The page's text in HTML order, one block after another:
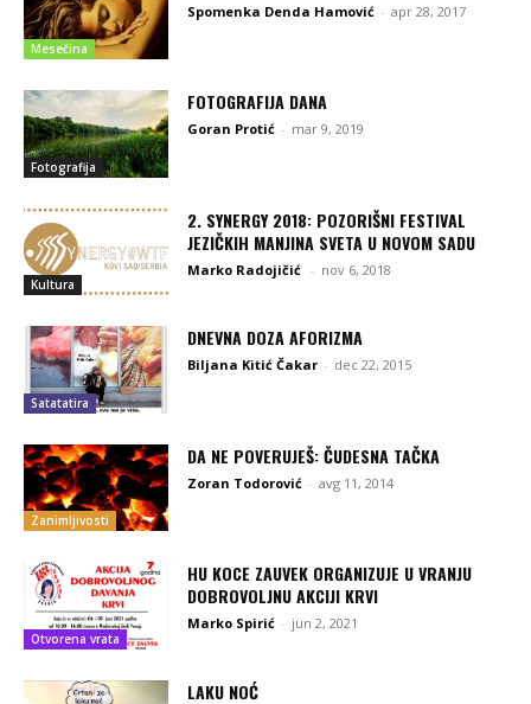
Mesečina
Spomenka Denda Hamović - apr 28, 2017
Fotografija
FOTOGRAFIJA DANA
Goran Protić - mar 9, 2019
Kultura
2. SYNERGY 2018: POZORIŠNI FESTIVAL
JEZIČKIH MANJINA SVETA U NOVOM SADU
Marko Radojičić - nov 6, 2018
Satatatira
DNEVNA DOZA AFORIZMA
Biljana Kitić Čakar - dec 22, 2015
Zanimljivosti
DA NE POVERUJEŠ: ČUDESNA TAČKA
Zoran Todorović - avg 11, 2014
Otvorena vrata
HU KOCE ZAUVEK ORGANIZUJE U VRANJU
DOBROVOLJNU AKCIJI KRVI
Marko Spirić - jun 2, 2021
LAKU NOĆ